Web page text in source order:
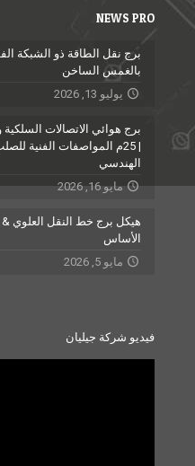
NEWS PRO
برج نقل الطاقة ذو الشبكة
بالغمس الساخن
يوليو 13, 2026
برج هوائي الاتصالات السلكية
الهندسي
مايو 16, 2026
هيكل برج خط النقل العلوي
الأساس
مايو 5, 2026
فيديو شركة جيليان